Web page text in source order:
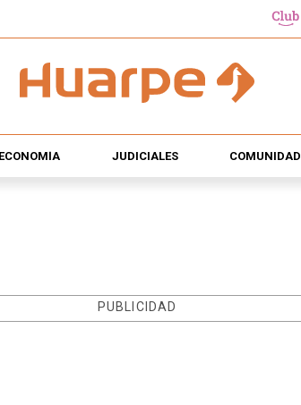
ECONOMÍA JUDICIALES COMUNIDAD
PUBLICIDAD